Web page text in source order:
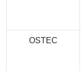
OSTEC